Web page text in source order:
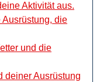
Aktivität aus.
Ausrüstung, die
und die
deiner Ausrüstung